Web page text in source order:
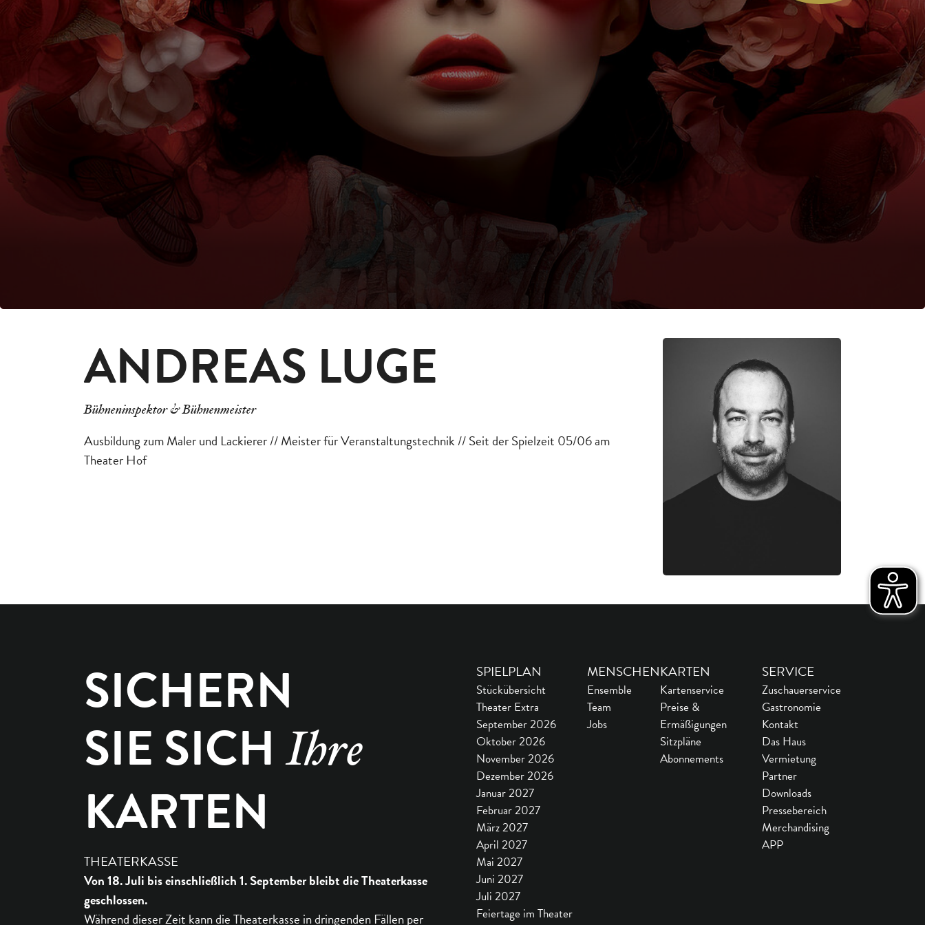
ANDREAS LUGE
Bühneninspektor & Bühnenmeister
Ausbildung zum Maler und Lackierer // Meister für Veranstaltungstechnik // Seit der Spielzeit 05/06 am
Theater Hof
SICHERN
SIE SICHIhre
KARTEN
THEATERKASSE
Von 18. Juli bis einschließlich 1. September bleibt die Theaterkasse
geschlossen.
Während dieser Zeit kann die Theaterkasse in dringenden Fällen per
SPIELPLAN
Stückübersicht
Theater Extra
September 2026
Oktober 2026
November 2026
Dezember 2026
Januar 2027
Februar 2027
März 2027
April 2027
Mai 2027
Juni 2027
Juli 2027
Feiertage im Theater
MENSCHEN
Ensemble
Team
Jobs
KARTEN
Kartenservice
Preise &
Ermäßigungen
Sitzpläne
Abonnements
SERVICE
Zuschauerservice
Gastronomie
Kontakt
Das Haus
Vermietung
Partner
Downloads
Pressebereich
Merchandising
APP